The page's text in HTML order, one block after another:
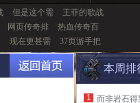
但是这个需
王菲的歌战
网页传奇排
热血传奇百
现在更甚需 37页游手把
本周排
1
而非岩石